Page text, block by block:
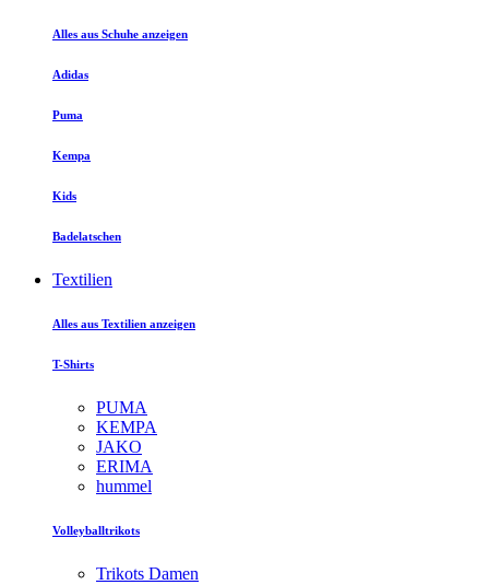
Alles aus Schuhe anzeigen
Adidas
Puma
Kempa
Kids
Badelatschen
Textilien
Alles aus Textilien anzeigen
T-Shirts
PUMA
KEMPA
JAKO
ERIMA
hummel
Volleyballtrikots
Trikots Damen